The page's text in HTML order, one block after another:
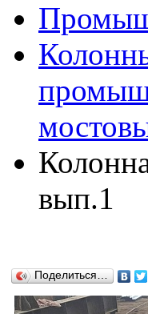
вып.1
Поделиться…